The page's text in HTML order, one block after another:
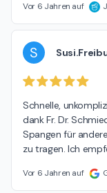
Vor 6 Jahren auf
S
Schnelle,
dank Fr. Dr.
Spangen für
zu tragen. Ich
Vor 6 Jahren auf